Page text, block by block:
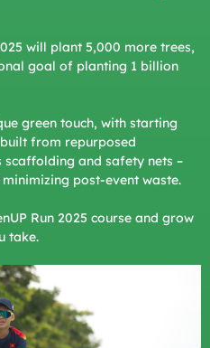
will plant 5,000 more trees,
goal of planting 1 billion
green touch, with starting
from repurposed
and safety nets –
post-event waste.
Run 2025 course and grow
take.